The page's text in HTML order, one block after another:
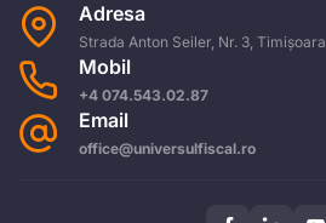
Adresa
Strada Anton Seiler, Nr. 3, Timișoara
Mobil
+4 074.543.02.87
Email
office@universulfiscal.ro